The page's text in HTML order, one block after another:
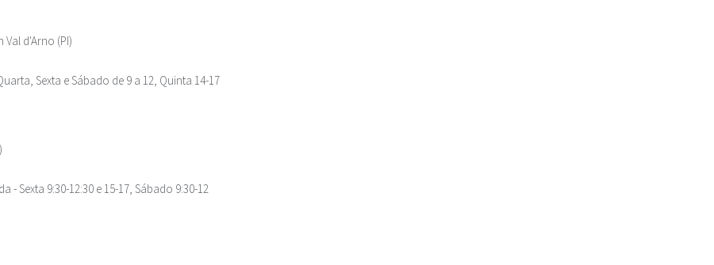
d'Arno (PI)
Sexta e Sábado de 9 a 12, Quinta 14-17
- Sexta 9:30-12:30 e 15-17, Sábado 9:30-12